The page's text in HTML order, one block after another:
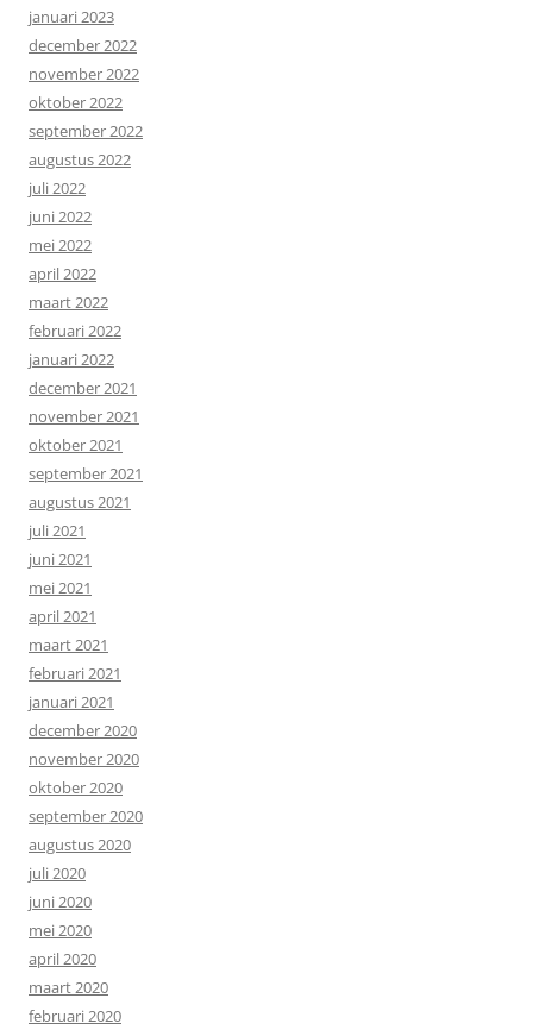
januari 2023
december 2022
november 2022
oktober 2022
september 2022
augustus 2022
juli 2022
juni 2022
mei 2022
april 2022
maart 2022
februari 2022
januari 2022
december 2021
november 2021
oktober 2021
september 2021
augustus 2021
juli 2021
juni 2021
mei 2021
april 2021
maart 2021
februari 2021
januari 2021
december 2020
november 2020
oktober 2020
september 2020
augustus 2020
juli 2020
juni 2020
mei 2020
april 2020
maart 2020
februari 2020